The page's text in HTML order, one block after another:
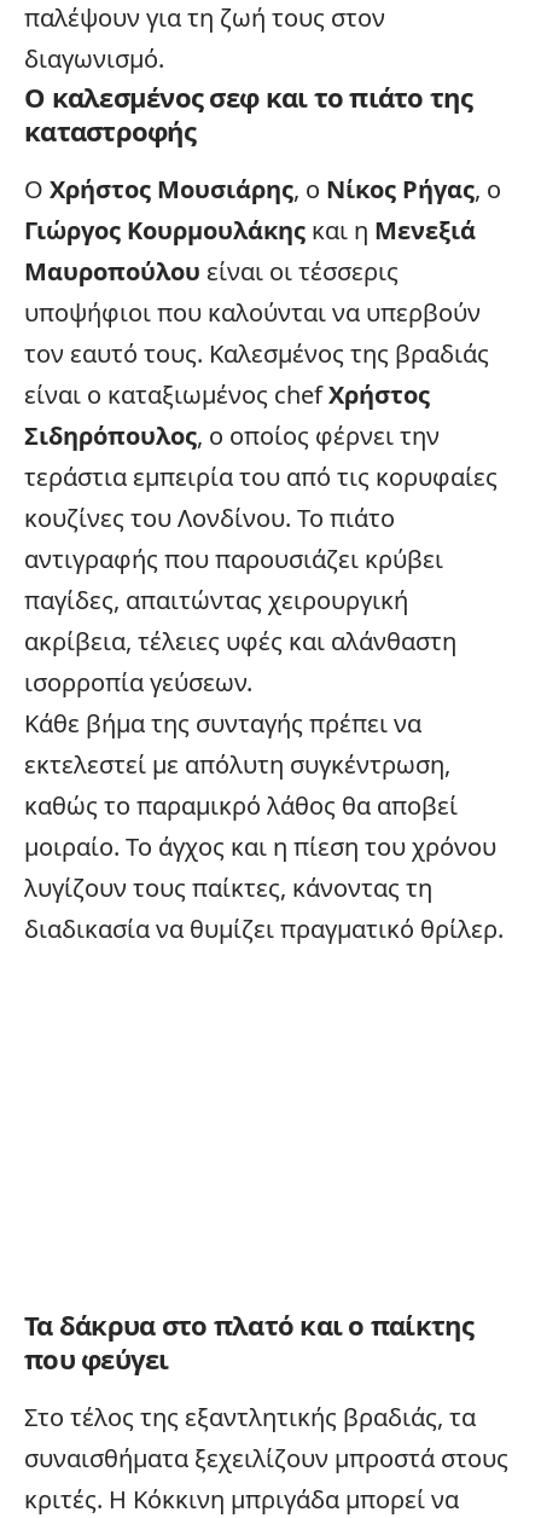
παλέψουν για τη ζωή τους στον
διαγωνισμό.
Ο καλεσμένος σεφ και το πιάτο της
καταστροφής
Ο Χρήστος Μουσιάρης, ο Νίκος Ρήγας, ο
Γιώργος Κουρμουλάκης και η Μενεξιά
Μαυροπούλου είναι οι τέσσερις
υποψήφιοι που καλούνται να υπερβούν
τον εαυτό τους. Καλεσμένος της βραδιάς
είναι ο καταξιωμένος chefΧρήστος
Σιδηρόπουλος, ο οποίος φέρνει την
τεράστια εμπειρία του από τις κορυφαίες
κουζίνες του Λονδίνου. Το πιάτο
αντιγραφής που παρουσιάζει κρύβει
παγίδες, απαιτώντας χειρουργική
ακρίβεια, τέλειες υφές και αλάνθαστη
ισορροπία γεύσεων.
Κάθε βήμα της συνταγής πρέπει να
εκτελεστεί με απόλυτη συγκέντρωση,
καθώς το παραμικρό λάθος θα αποβεί
μοιραίο. Το άγχος και η πίεση του χρόνου
λυγίζουν τους παίκτες, κάνοντας τη
διαδικασία να θυμίζει πραγματικό θρίλερ.
Τα δάκρυα στο πλατό και ο παίκτης
που φεύγει
Στο τέλος της εξαντλητικής βραδιάς, τα
συναισθήματα ξεχειλίζουν μπροστά στους
κριτές. Η Κόκκινη μπριγάδα μπορεί να